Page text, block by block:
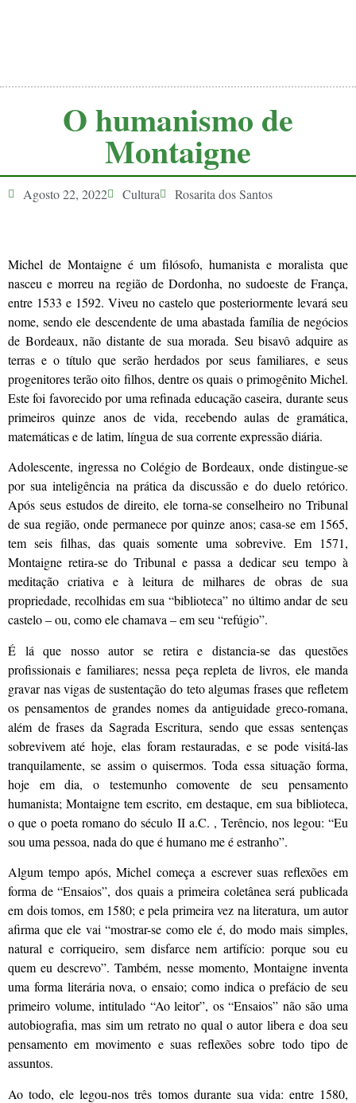
O humanismo de
Montaigne
Agosto 22, 2022 Cultura Rosarita dos Santos
Michel de Montaigne é um filósofo, humanista e moralista que
nasceu e morreu na região de Dordonha, no sudoeste de França,
entre 1533 e 1592. Viveu no castelo que posteriormente levará seu
nome, sendo ele descendente de uma abastada família de negócios
de Bordeaux, não distante de sua morada. Seu bisavô adquire as
terras e o título que serão herdados por seus familiares, e seus
progenitores terão oito filhos, dentre os quais o primogênito Michel.
Este foi favorecido por uma refinada educação caseira, durante seus
primeiros quinze anos de vida, recebendo aulas de gramática,
matemáticas e de latim, língua de sua corrente expressão diária.
Adolescente, ingressa no Colégio de Bordeaux, onde distingue-se
por sua inteligência na prática da discussão e do duelo retórico.
Após seus estudos de direito, ele torna-se conselheiro no Tribunal
de sua região, onde permanece por quinze anos; casa-se em 1565,
tem seis filhas, das quais somente uma sobrevive. Em 1571,
Montaigne retira-se do Tribunal e passa a dedicar seu tempo à
meditação criativa e à leitura de milhares de obras de sua
propriedade, recolhidas em sua “biblioteca” no último andar de seu
castelo – ou, como ele chamava – em seu “refúgio”.
É lá que nosso autor se retira e distancia-se das questões
profissionais e familiares; nessa peça repleta de livros, ele manda
gravar nas vigas de sustentação do teto algumas frases que refletem
os pensamentos de grandes nomes da antiguidade greco-romana,
além de frases da Sagrada Escritura, sendo que essas sentenças
sobrevivem até hoje, elas foram restauradas, e se pode visitá-las
tranquilamente, se assim o quisermos. Toda essa situação forma,
hoje em dia, o testemunho comovente de seu pensamento
humanista; Montaigne tem escrito, em destaque, em sua biblioteca,
o que o poeta romano do século II a.C. , Terêncio, nos legou: “Eu
sou uma pessoa, nada do que é humano me é estranho”.
Algum tempo após, Michel começa a escrever suas reflexões em
forma de “Ensaios”, dos quais a primeira coletânea será publicada
em dois tomos, em 1580; e pela primeira vez na literatura, um autor
afirma que ele vai “mostrar-se como ele é, do modo mais simples,
natural e corriqueiro, sem disfarce nem artifício: porque sou eu
quem eu descrevo”. Também, nesse momento, Montaigne inventa
uma forma literária nova, o ensaio; como indica o prefácio de seu
primeiro volume, intitulado “Ao leitor”, os “Ensaios” não são uma
autobiografia, mas sim um retrato no qual o autor libera e doa seu
pensamento em movimento e suas reflexões sobre todo tipo de
assuntos.
Ao todo, ele legou-nos três tomos durante sua vida: entre 1580,